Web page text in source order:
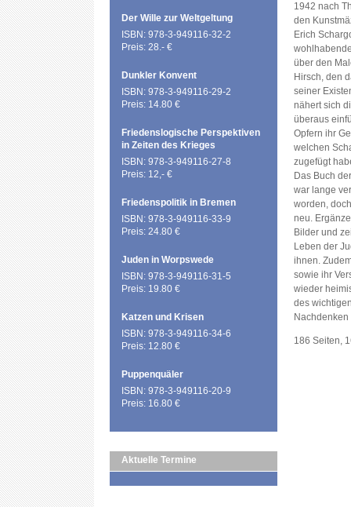
Der Wille zur Weltgeltung
ISBN: 978-3-949116-32-2
Preis: 28.- €
Dunkler Konvent
ISBN: 978-3-949116-29-2
Preis: 14.80 €
Friedenslogische Perspektiven
in Zeiten des Krieges
ISBN: 978-3-949116-27-8
Preis: 12,- €
Friedenspolitik in Bremen
ISBN: 978-3-949116-33-9
Preis: 24.80 €
Juden in Worpswede
ISBN: 978-3-949116-31-5
Preis: 19.80 €
Katzen und Krisen
ISBN: 978-3-949116-34-6
Preis: 12.80 €
Puppenquäler
ISBN: 978-3-949116-20-9
Preis: 16.80 €
Aktuelle Termine
1942 nach
den
Erich
über den
Hirsch, den
seiner
nähert sich
überaus
Opfern ihr
welchen
zugefügt
Das Buch
war lange
worden,
neu.
Bilder und
Leben der
ihnen.
sowie ihr
wieder
des
186 Seiten,